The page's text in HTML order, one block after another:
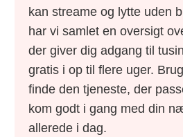
kan streame og lytte uden
har vi samlet en oversigt
der giver dig adgang til
gratis i op til flere uger.
finde den tjeneste, der
kom godt i gang med din
allerede i dag.